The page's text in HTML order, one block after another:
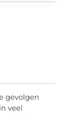
gevolgen
veel